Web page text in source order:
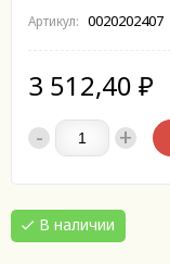
Артикул: 0020202407
3 512,40 ₽
- +
В наличии